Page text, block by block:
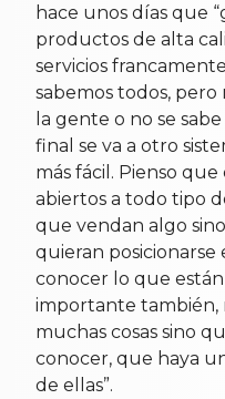
hace unos días que
productos de alta
servicios
sabemos todos, pero
la gente o no se
final se va a otro
más fácil. Pienso
abiertos a todo tipo
que vendan algo
quieran posicionarse
conocer lo que están
importante también,
muchas cosas sino
conocer, que haya
de ellas”.